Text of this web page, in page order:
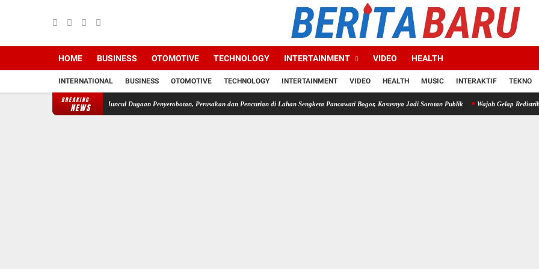
HOME BUSINESS OTOMOTIVE TECHNOLOGY INTERTAINMENT VIDEO HEALTH
INTERNATIONAL BUSINESS OTOMOTIVE TECHNOLOGY INTERTAINMENT VIDEO HEALTH MUSIC INTERAKTIF TEKNO
BREAKING
NEWS
Pasca Muncul Dugaan Penyerobotan, Perusakan dan Pencurian di Lahan Sengketa Pancawati Bogor, Kasusnya Jadi Sorotan Publik Wajah Gelap Redistribusi Tanah: